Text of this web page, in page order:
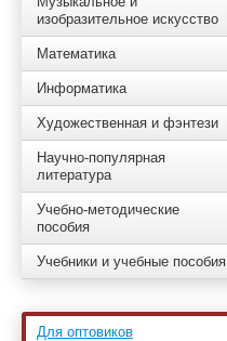
изобразительное искусство
Математика
Информатика
Художественная и фэнтези
Научно-популярная
литература
Учебно-методические
пособия
Учебники и учебные пособия
Для оптовиков